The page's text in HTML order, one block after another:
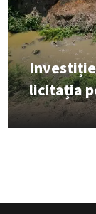
Investiție
licitația